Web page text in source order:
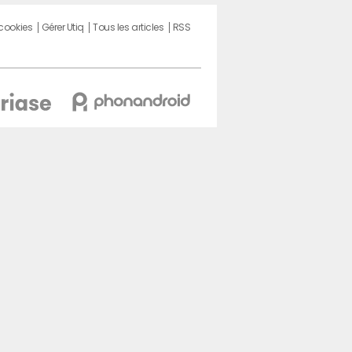
Gérer Utiq Tous les articles
RSS